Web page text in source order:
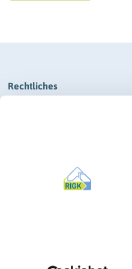
Rechtliches
AGB RIGK-SYSTEM & RIGK-
AGB RIGK-PICKUP-SYSTEM
Barrierefreiheit